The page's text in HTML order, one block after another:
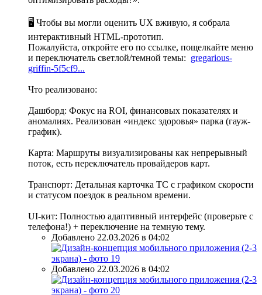
🖥️ Чтобы вы могли оценить UX вживую, я собрала
интерактивный HTML-прототип.
Пожалуйста, откройте его по ссылке, пощелкайте меню
и переключатель светлой/темной темы: gregarious-
griffin-5f5cf9...
Что реализовано:
Дашборд: Фокус на ROI, финансовых показателях и
аномалиях. Реализован «индекс здоровья» парка (гауж-
график).
Карта: Маршруты визуализированы как непрерывный
поток, есть переключатель провайдеров карт.
Транспорт: Детальная карточка ТС с графиком скорости
и статусом поездок в реальном времени.
UI-кит: Полностью адаптивный интерфейс (проверьте с
телефона!) + переключение на темную тему.
Добавлено 22.03.2026 в 04:02
Добавлено 22.03.2026 в 04:02